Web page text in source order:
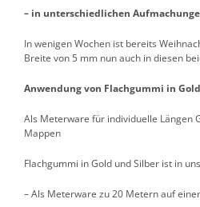
– in unterschiedlichen
In wenigen Wochen ist bereits
Breite von 5 mm nun auch in diesen
Anwendung von Flachgummi in
Als Meterware für individuelle Längen
Mappen
Flachgummi in Gold und Silber ist in
– Als Meterware zu 20 Metern auf